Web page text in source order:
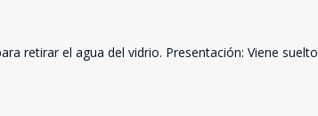
retirar el agua del vidrio. Presentación: Viene suelto